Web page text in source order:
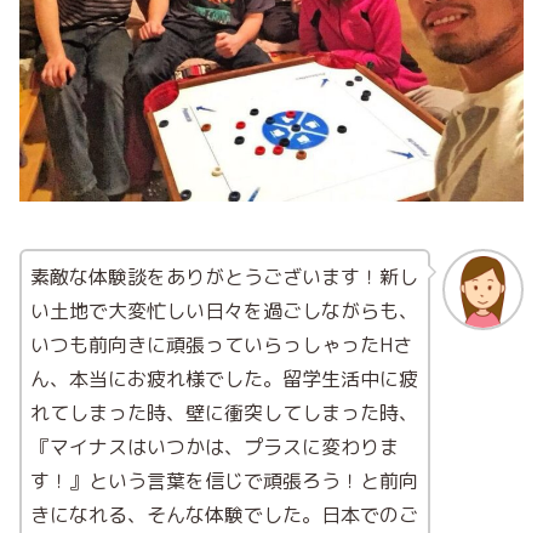
素敵な体験談をありがとうございます！新し
い土地で大変忙しい日々を過ごしながらも、
いつも前向きに頑張っていらっしゃったHさ
ん、本当にお疲れ様でした。留学生活中に疲
れてしまった時、壁に衝突してしまった時、
『マイナスはいつかは、プラスに変わりま
す！ 』という言葉を信じで頑張ろう！と前向
きになれる、そんな体験でした。日本でのご